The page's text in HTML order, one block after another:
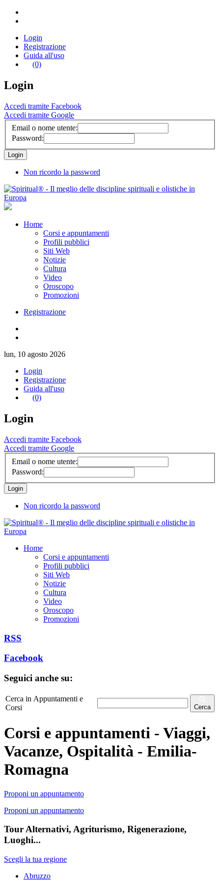
Login
Registrazione
Guida all'uso
(0)
Login
Accedi tramite Facebook
Accedi tramite Google
Email o nome utente:
Password:
Non ricordo la password
Home
Corsi e appuntamenti
Profili pubblici
Siti Web
Notizie
Cultura
Video
Oroscopo
Promozioni
Registrazione
lun, 10 agosto 2026
Login
Registrazione
Guida all'uso
(0)
Login
Accedi tramite Facebook
Accedi tramite Google
Email o nome utente:
Password:
Non ricordo la password
Home
Corsi e appuntamenti
Profili pubblici
Siti Web
Notizie
Cultura
Video
Oroscopo
Promozioni
RSS
Facebook
Seguici anche su:
Cerca in Appuntamenti e
Corsi
Cerca
Corsi e appuntamenti - Viaggi,
Vacanze, Ospitalità - Emilia-
Romagna
Proponi un appuntamento
Proponi un appuntamento
Tour Alternativi, Agriturismo, Rigenerazione,
Luoghi...
Scegli la tua regione
Abruzzo